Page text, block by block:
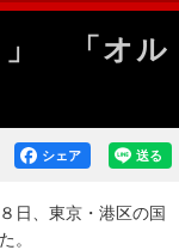
」 「オル
送る
シェア
、東京・港区の国
た。